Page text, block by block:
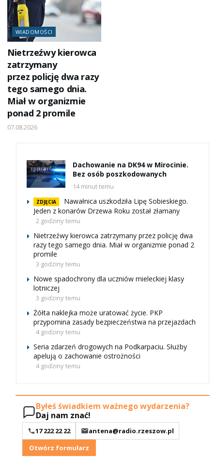
WIADOMOŚCI
Nietrzeźwy kierowca
zatrzymany
przez policję dwa razy
tego samego dnia.
Miał w organizmie
ponad 2 promile
07.08.2026
Dachowanie na DK94 w Mirocinie.
Bez osób poszkodowanych
14 minut temu
ZDJĘCIA
Nawałnica uszkodziła Lipę Sobieskiego.
Jeden z konarów Drzewa Roku został złamany
2 godziny temu
Nietrzeźwy kierowca zatrzymany przez policję dwa
razy tego samego dnia. Miał w organizmie ponad 2
promile
3 godziny temu
Nowe spadochrony dla uczniów mieleckiej klasy
lotniczej
3 godziny temu
Żółta naklejka może uratować życie. PKP
przypomina zasady bezpieczeństwa na przejazdach
4 godziny temu
Seria zdarzeń drogowych na Podkarpaciu. Służby
apelują o zachowanie ostrożności
4 godziny temu
Byłeś świadkiem ważnego wydarzenia?
Daj nam znać!
17 222 22 22
antena@radio.rzeszow.pl
Otwórz formularz